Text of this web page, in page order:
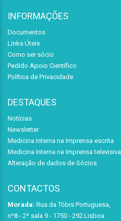
INFORMAÇÕES
Documentos
Links Úteis
Como ser sócio
Pedido Apoio Científico
Política de Privacidade
DESTAQUES
Notícias
Newsletter
Medicina Interna na Imprensa escrita
Medicina Interna na Imprensa televisiva
Alteração de dados de Sócios
CONTACTOS
Morada: Rua da Tóbis Portuguesa,
nº8 - 2º sala 9 - 1750 - 292 Lisboa